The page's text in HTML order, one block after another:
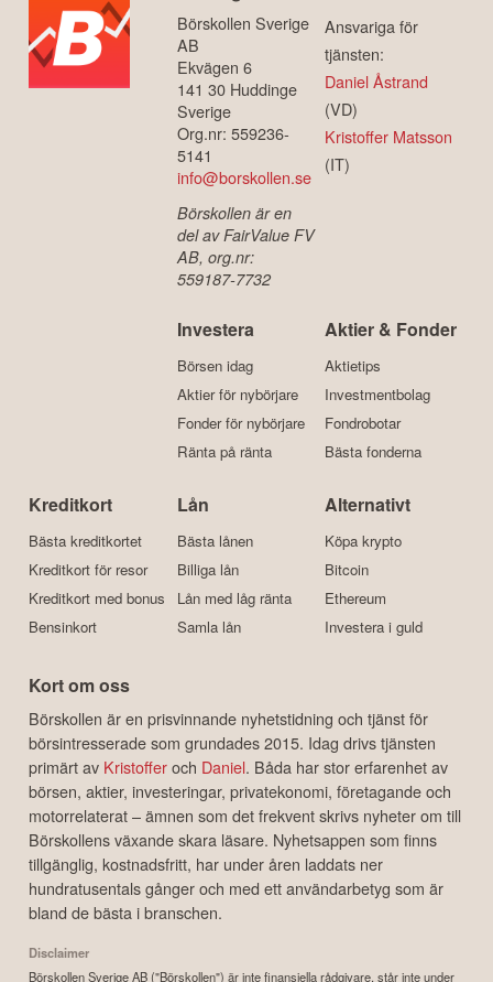
Börskollen Sverige
AB
Ekvägen 6
141 30 Huddinge
Sverige
Org.nr: 559236-
5141
info@borskollen.se
Börskollen är en
del av FairValue FV
AB, org.nr:
559187-7732
Ansvariga för
tjänsten:
Daniel Åstrand
(VD)
Kristoffer Matsson
(IT)
Investera
Börsen idag
Aktier för nybörjare
Fonder för nybörjare
Ränta på ränta
Aktier & Fonder
Aktietips
Investmentbolag
Fondrobotar
Bästa fonderna
Kreditkort
Bästa kreditkortet
Kreditkort för resor
Kreditkort med bonus
Bensinkort
Lån
Bästa lånen
Billiga lån
Lån med låg ränta
Samla lån
Alternativt
Köpa krypto
Bitcoin
Ethereum
Investera i guld
Kort om oss
Börskollen är en prisvinnande nyhetstidning och tjänst för
börsintresserade som grundades 2015. Idag drivs tjänsten
primärt av Kristofferoch Daniel. Båda har stor erfarenhet av
börsen, aktier, investeringar, privatekonomi, företagande och
motorrelaterat – ämnen som det frekvent skrivs nyheter om till
Börskollens växande skara läsare. Nyhetsappen som finns
tillgänglig, kostnadsfritt, har under åren laddats ner
hundratusentals gånger och med ett användarbetyg som är
bland de bästa i branschen.
Disclaimer
Börskollen Sverige AB ("Börskollen") är inte finansiella rådgivare, står inte under